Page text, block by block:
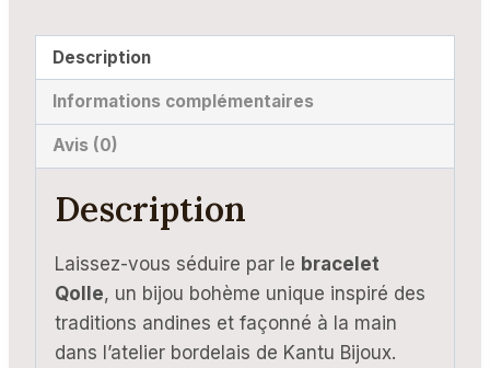
Naturelle
Description
Informations complémentaires
Avis (0)
Description
Laissez-vous séduire par le bracelet
Qolle, un bijou bohème unique inspiré des
traditions andines et façonné à la main
dans l’atelier bordelais de Kantu Bijoux.